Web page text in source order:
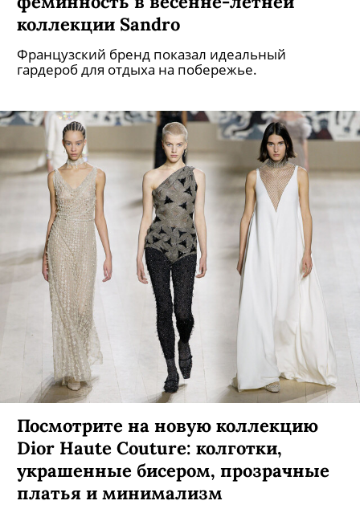
коллекции Sandro
Французский бренд показал идеальный
гардероб для отдыха на побережье.
Посмотрите на новую коллекцию
Dior Haute Couture: колготки,
украшенные бисером, прозрачные
платья и минимализм